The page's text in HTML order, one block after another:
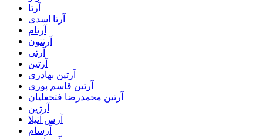
آرتا
آرتا اسدی
آرتام
آرتتون
آرتی
آرتین
آرتین بهادری
آرتین قاسم پوری
آرتین محمدرضا فتحعلیان
آرژین
آرس آتیلا
آرسام